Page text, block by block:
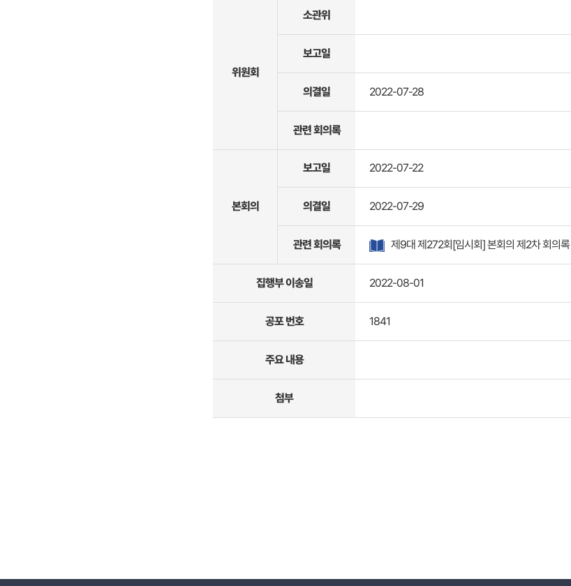
위원회
소관위
보고일
의결일 2022-07-28
관련 회의록
본회의
보고일 2022-07-22
의결일 2022-07-29
관련 회의록 제9대 제272회[임시회] 본회의 제2차 회의록
집행부 이송일 2022-08-01
공포 번호 1841
주요 내용
첨부